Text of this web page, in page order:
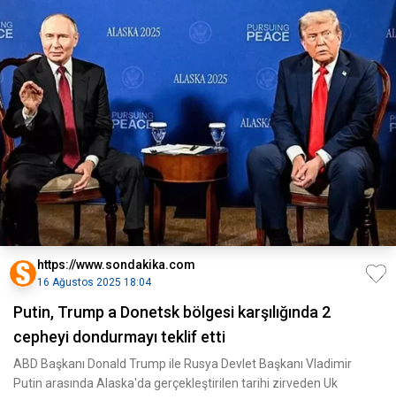
https://www.sondakika.com
16 Ağustos 2025 18:04
Putin, Trump a Donetsk bölgesi karşılığında 2
cepheyi dondurmayı teklif etti
ABD Başkanı Donald Trump ile Rusya Devlet Başkanı Vladimir
Putin arasında Alaska'da gerçekleştirilen tarihi zirveden Uk